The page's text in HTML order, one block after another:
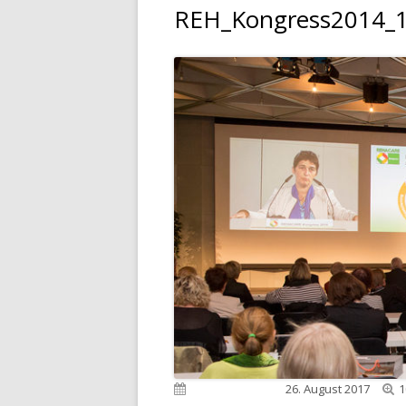
Veröffentlicht am26. August 2017